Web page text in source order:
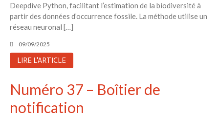
Deepdive Python, facilitant l’estimation de la biodiversité à
partir des données d’occurrence fossile. La méthode utilise un
réseau neuronal […]
09/09/2025
LIRE L'ARTICLE
Numéro 37 – Boîtier de
notification